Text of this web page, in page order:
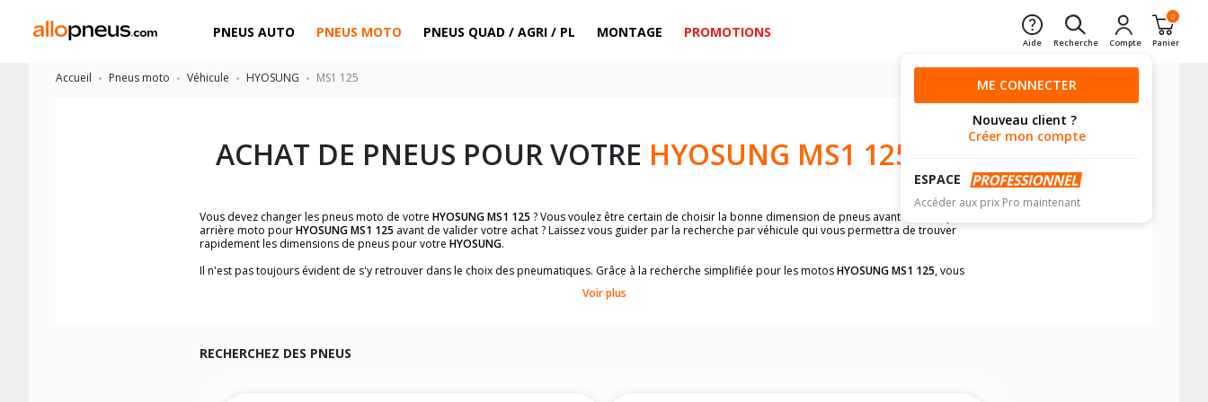
PNEUS AUTO PNEUS MOTO PNEUS QUAD / AGRI / PL MONTAGE PROMOTIONS
Aide Recherche Compte
0
Panier
ME CONNECTER
Nouveau client ?
Créer mon compte
ESPACE
Accéder aux prix Pro maintenant
Accueil Pneus moto Véhicule HYOSUNG MS1 125
ACHAT DE PNEUS POUR VOTRE HYOSUNG MS1 125
Vous devez changer les pneus moto de votre HYOSUNG MS1 125 ? Vous voulez être certain de choisir la bonne dimension de pneus avant moto et pneus
arrière moto pourHYOSUNG MS1 125 avant de valider votre achat ? Laissez vous guider par la recherche par véhicule qui vous permettra de trouver
rapidement les dimensions de pneus pour votre HYOSUNG.
Il n'est pas toujours évident de s'y retrouver dans le choix des pneumatiques. Grâce à la recherche simplifiée pour les motosHYOSUNG MS1 125, vous
Vous ne savez pas comment trouver les dimensions de vos pneus ? Ces informations sont indiquées sur le flanc des pneumatiques, dans le carnet de bord de
facilement.
Voir plus
RECHERCHEZ DES PNEUS